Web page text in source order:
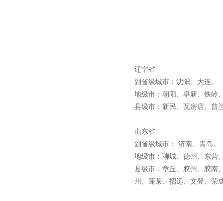
辽宁省
副省级城市：沈阳、大连
地级市：朝阳、阜新、铁岭
县级市：新民、瓦房店、普
山东省
副省级城市： 济南、青岛
地级市：聊城、德州、东营
县级市：章丘、胶州、胶南
州、蓬莱、招远、文登、